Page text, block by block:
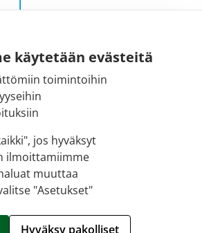
käytetään evästeitä
toimintoihin
jos hyväksyt
ilmoittamiimme
muuttaa
"Asetukset"
Hyväksy pakolliset